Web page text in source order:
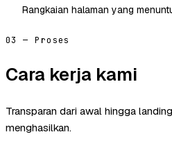
Rangkaian halaman yang
03 — Proses
Cara kerja kami
Transparan dari awal hingga
menghasilkan.